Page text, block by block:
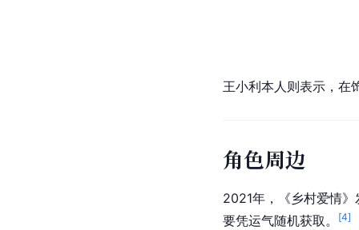
王小利本人则表示，在
角色周边
2021年，《乡村爱情
要凭运气随机获取。
[4]